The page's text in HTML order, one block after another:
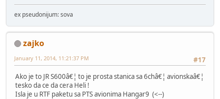
ex pseudonijum: sova
zajko
#17
January 11, 2014, 11:21:37 PM
Ako je to JR S600â€¦ to je prosta stanica sa 6châ€¦ avionskaâ€¦
tesko da ce da cera Heli !
Isla je u RTF paketu sa PTS avionima Hangar9 (<--)